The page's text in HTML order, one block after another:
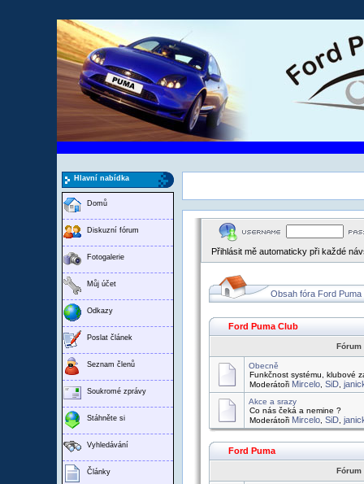
Hlavní nabídka
Domů
Diskuzní fórum
Fotogalerie
Můj účet
Odkazy
Poslat článek
Seznam členů
Soukromé zprávy
Stáhněte si
Vyhledávání
Články
Přihlásit mě automaticky při každé
Obsah fóra Ford Puma
Ford Puma Club
Fórum
Obecně
Funkčnost systému, klubové
Moderátoři Mircelo SiD
Akce a srazy
Co nás čeká a nemine ?
Moderátoři Mircelo SiD
Ford Puma
Fórum